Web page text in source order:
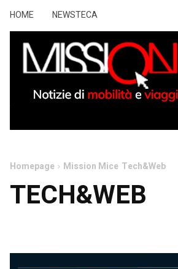
HOME NEWSTECA
Homepage Mission Mice Tech&Web
TECH&WEB